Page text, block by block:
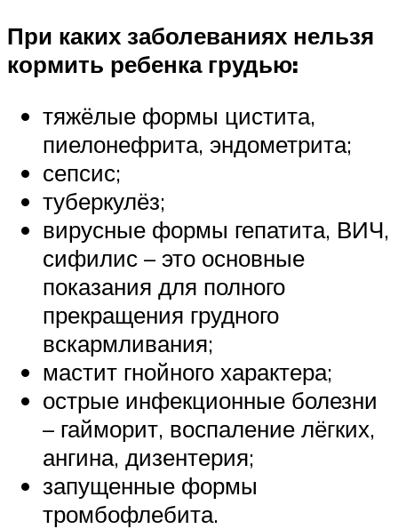
При каких заболеваниях нельзя
кормить ребенка грудью:
тяжёлые формы цистита,
пиелонефрита, эндометрита;
сепсис;
туберкулёз;
вирусные формы гепатита, ВИЧ,
сифилис – это основные
показания для полного
прекращения грудного
вскармливания;
мастит гнойного характера;
острые инфекционные болезни
– гайморит, воспаление лёгких,
ангина, дизентерия;
запущенные формы
тромбофлебита.